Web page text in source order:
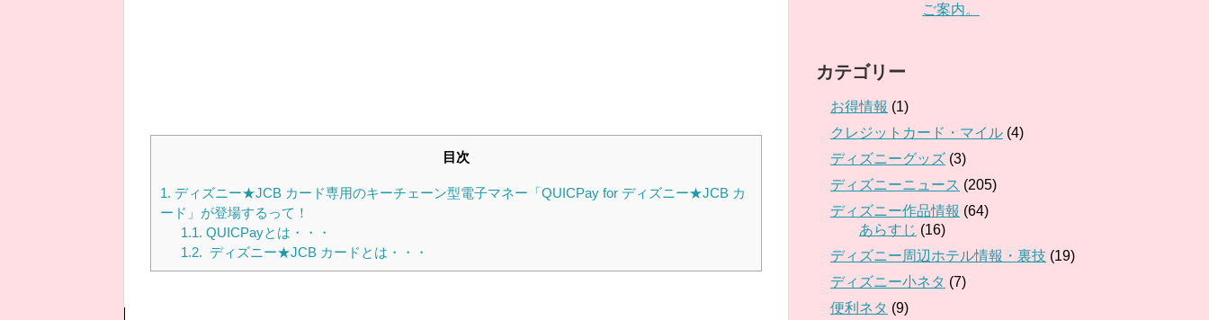
目次
1. ディズニー★JCB カード専用のキーチェーン型電子マネー「QUICPay for ディズニー★JCB カ
ード」が登場するって！
1.1. QUICPayとは・・・
1.2. ディズニー★JCB カードとは・・・
ご案内。
カテゴリー
お得情報 (1)
クレジットカード・マイル (4)
ディズニーグッズ (3)
ディズニーニュース (205)
ディズニー作品情報 (64)
あらすじ (16)
ディズニー周辺ホテル情報・裏技 (19)
ディズニー小ネタ (7)
便利ネタ (9)